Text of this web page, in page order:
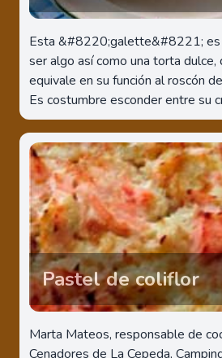
Esta &#8220;galette&#8221; es
ser algo así como una torta dulce,
equivale en su función al roscón
Es costumbre esconder entre su
Pastel de coliflor
Marta Mateos, responsable de
Cenadores de La Cepeda,